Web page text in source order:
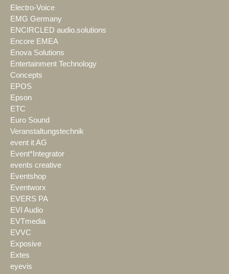
Electro-Voice
EMG Germany
ENCIRCLED audio.solutions
Encore EMEA
Enova Solutions
Entertainment Technology
Concepts
EPOS
Epson
ETC
Euro Sound
Veranstaltungstechnik
event it AG
Event*Integrator
events creative
Eventshop
Eventworx
EVERS PA
EVI Audio
EVTmedia
EVVC
Exposive
Extes
eyevis